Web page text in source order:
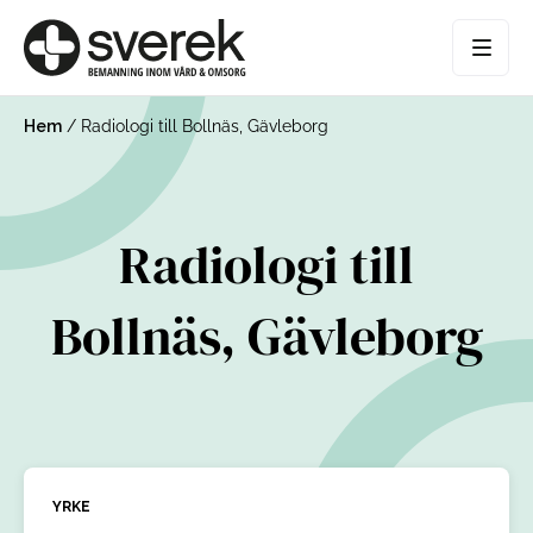
Hem / Radiologi till Bollnäs, Gävleborg
Radiologi till
Bollnäs, Gävleborg
YRKE